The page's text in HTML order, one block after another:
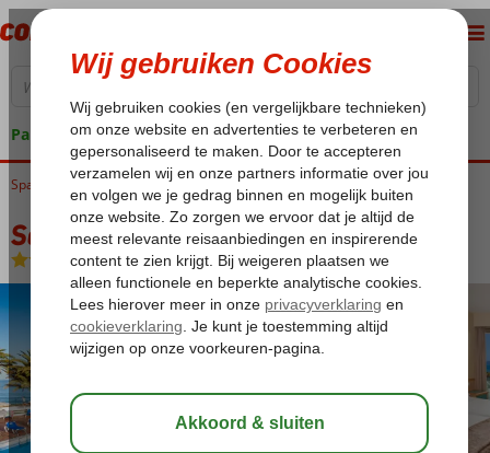
Pakketgarantie
Home
Spanje Canarische Eilanden Tenerife Playa de las Americas Sol Tenerife
Sol Tenerife
Logies en ontbijt-Hotel